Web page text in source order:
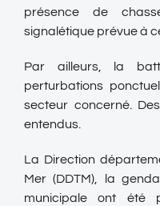
présence de
signalétique prévue à
Par ailleurs, la
perturbations
secteur concerné.
entendus.
La Direction
Mer (DDTM), la
municipale ont été